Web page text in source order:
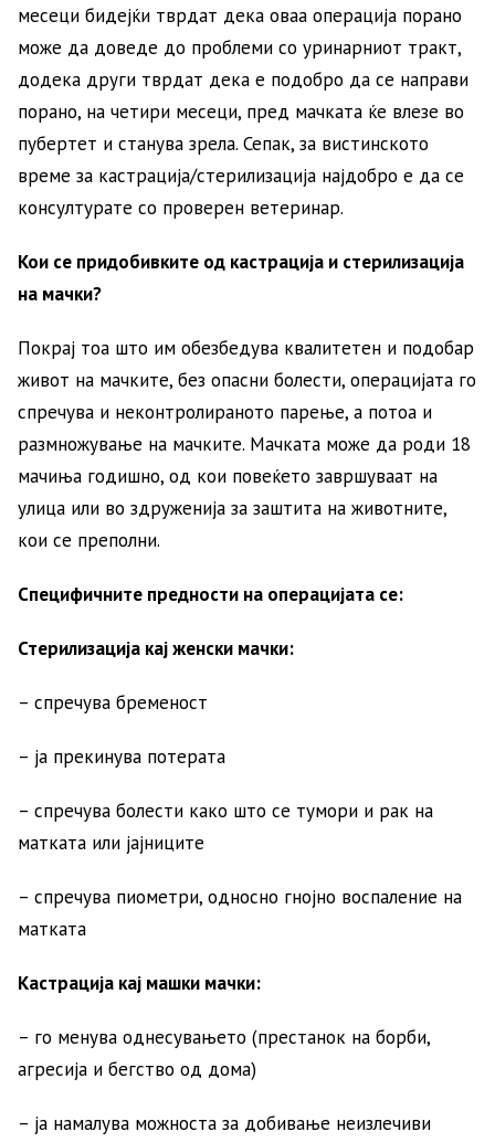
месеци бидејќи тврдат дека оваа операција порано
може да доведе до проблеми со уринарниот тракт,
додека други тврдат дека е подобро да се направи
порано, на четири месеци, пред мачката ќе влезе во
пубертет и станува зрела. Сепак, за вистинското
време за кастрација/стерилизација најдобро е да се
консултурате со проверен ветеринар.
Кои се придобивките од кастрација и стерилизација
на мачки?
Покрај тоа што им обезбедува квалитетен и подобар
живот на мачките, без опасни болести, операцијата го
спречува и неконтролираното парење, а потоа и
размножување на мачките. Мачката може да роди 18
мачиња годишно, од кои повеќето завршуваат на
улица или во здруженија за заштита на животните,
кои се преполни.
Специфичните предности на операцијата се:
Стерилизација кај женски мачки:
– спречува бременост
– ја прекинува потерата
– спречува болести како што се тумори и рак на
матката или јајниците
– спречува пиометри, односно гнојно воспаление на
матката
Кастрација кај машки мачки:
– го менува однесувањето (престанок на борби,
агресија и бегство од дома)
– ја намалува можноста за добивање неизлечиви